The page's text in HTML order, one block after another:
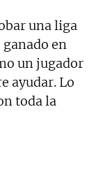
una liga
en
un jugador
ayudar. Lo
toda la